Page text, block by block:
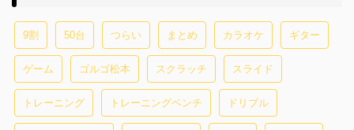
9割 50台 つらい まとめ カラオケ ギター
ゲーム ゴルゴ松本 スクラッチ スライド
トレーニング トレーニングベンチ ドリブル